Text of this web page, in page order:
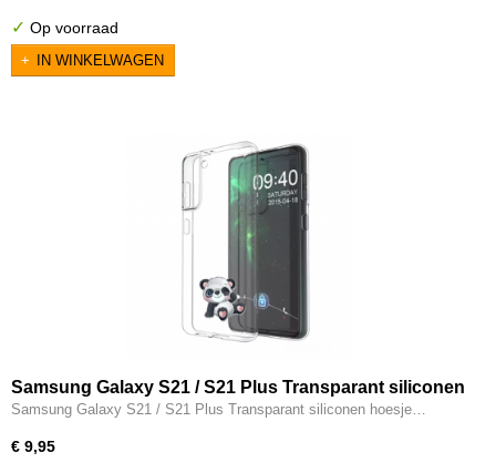
✓ Op voorraad
IN WINKELWAGEN
Samsung Galaxy S21 / S21 Plus Transparant siliconen
hoesje Panda knipoog
Samsung Galaxy S21 / S21 Plus Transparant siliconen hoesje…
€ 9,95